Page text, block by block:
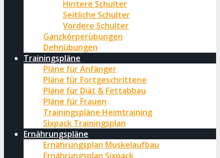
Hintere Schulter
Seitliche Schulter
Vordere Schulter
Ganzkörperübungen
Dehnübungen
Trainingspläne
Pläne für Anfänger
Pläne für Fortgeschrittene
Pläne für Diät & Fettabbau
Pläne für Frauen
Trainingspläne Heimtraining
Sixpack Trainingsplan
Ernährungspläne
Ernährungsplan Muskelaufbau
Ernährungsplan Sixpack